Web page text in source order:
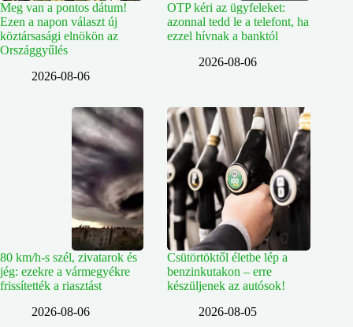
Meg van a pontos dátum!
Ezen a napon választ új
köztársasági elnökön az
Országgyűlés
2026-08-06
OTP kéri az ügyfeleket:
azonnal tedd le a telefont, ha
ezzel hívnak a banktól
2026-08-06
80 km/h-s szél, zivatarok és
jég: ezekre a vármegyékre
frissítették a riasztást
2026-08-06
Csütörtöktől életbe lép a
benzinkutakon – erre
készüljenek az autósok!
2026-08-05